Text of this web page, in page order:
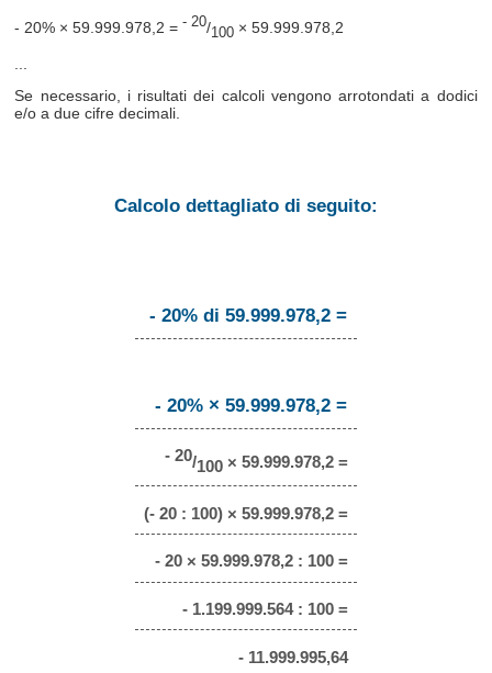
- 20% × 59.999.978,2 =- 20/100 × 59.999.978,2
Se necessario, i risultati dei calcoli vengono arrotondati a dodici
e/o a due cifre decimali.
Calcolo dettagliato di seguito:
- 20% di 59.999.978,2 =
- 20% × 59.999.978,2 =
- 20/100 × 59.999.978,2 =
(- 20 : 100) × 59.999.978,2 =
- 20 × 59.999.978,2 : 100 =
- 1.199.999.564 : 100 =
- 11.999.995,64